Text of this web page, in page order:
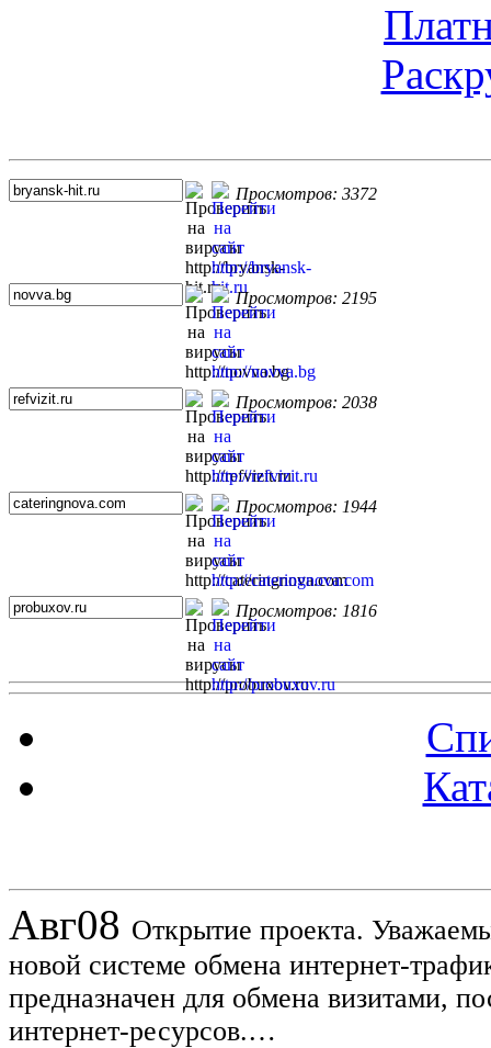
Просмотров: 3372
Просмотров: 2195
Просмотров: 2038
Просмотров: 1944
Просмотров: 1816
Авг08 Открытие проекта.
новой системе обмена интернет-
предназначен для обмена визитами,
интернет-ресурсов.…